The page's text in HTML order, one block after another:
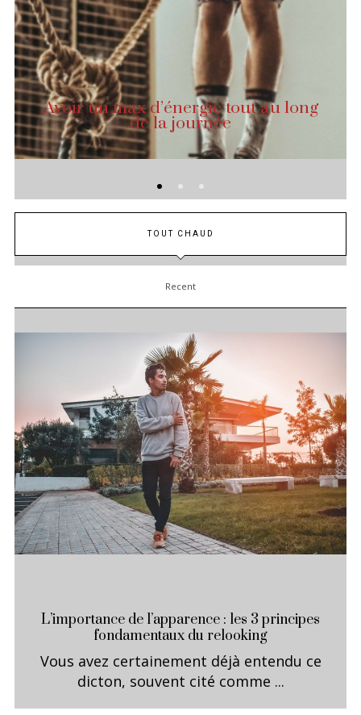
Avoir un max d’énergie tout au long
de la journée
TOUT CHAUD
Recent
L’importance de l’apparence : les 3 principes
fondamentaux du relooking
Vous avez certainement déjà entendu ce
dicton, souvent cité comme ...